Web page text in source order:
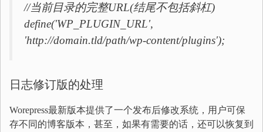
//当前目录的完整URL(结尾不包括斜杠)
define('WP_PLUGIN_URL',
'http://domain.tld/path/wp-content/plugins');
日志修订版的处理
Worepress最新版本提供了一个发布后修改系统，用户可保
存不同的博客版本，甚至，如果有需要的话，还可以恢复到